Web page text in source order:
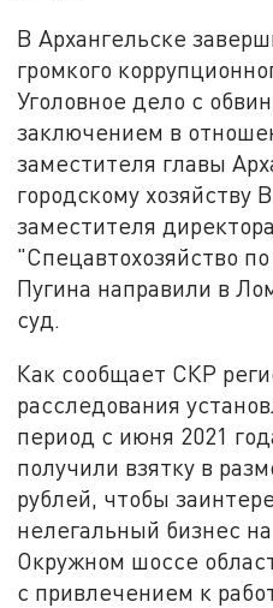
В Архангельске
громкого
Уголовное дело с
заключением в
заместителя главы
городскому
заместителя
"Спецавтохозяйство
Пугина направили в
суд.
Как сообщает СКР
расследования
период с июня 2021
получили взятку в
рублей, чтобы
нелегальный бизнес
Окружном шоссе
с привлечением к